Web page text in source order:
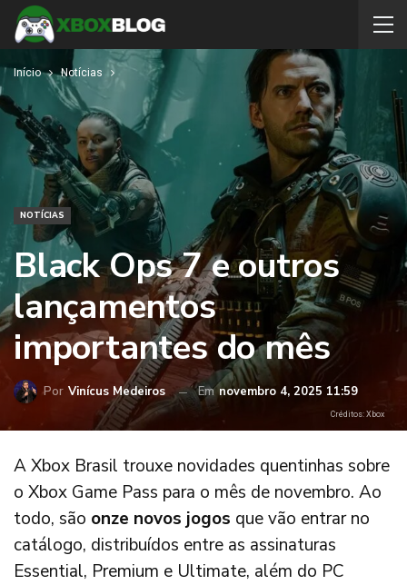
Início Notícias
NOTÍCIAS
Black Ops 7 e outros
lançamentos
importantes do mês
Por Vinícus Medeiros Emnovembro 4, 2025 11:59
Créditos: Xbox
A Xbox Brasil trouxe novidades quentinhas sobre
o Xbox Game Pass para o mês de novembro. Ao
todo, são onze novos jogos que vão entrar no
catálogo, distribuídos entre as assinaturas
Essential, Premium e Ultimate, além do PC